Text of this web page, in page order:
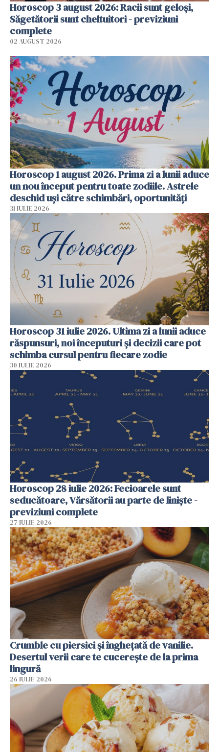
Horoscop 3 august 2026: Racii sunt geloși,
Săgetătorii sunt cheltuitori - previziuni
complete
02 AUGUST 2026
Horoscop 1 august 2026. Prima zi a lunii aduce
un nou început pentru toate zodiile. Astrele
deschid uși către schimbări, oportunități
31 IULIE 2026
Horoscop 31 iulie 2026. Ultima zi a lunii aduce
răspunsuri, noi începuturi și decizii care pot
schimba cursul pentru fiecare zodie
30 IULIE 2026
Horoscop 28 iulie 2026: Fecioarele sunt
seducătoare, Vărsătorii au parte de liniște -
previziuni complete
27 IULIE 2026
Crumble cu piersici și înghețată de vanilie.
Desertul verii care te cucerește de la prima
lingură
26 IULIE 2026